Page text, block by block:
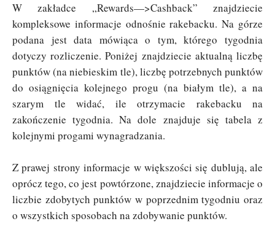
W zakładce „Rewards—>Cashback” znajdziecie
kompleksowe informacje odnośnie rakebacku. Na górze
podana jest data mówiąca o tym, którego tygodnia
dotyczy rozliczenie. Poniżej znajdziecie aktualną liczbę
punktów (na niebieskim tle), liczbę potrzebnych punktów
do osiągnięcia kolejnego progu (na białym tle), a na
szarym tle widać, ile otrzymacie rakebacku na
zakończenie tygodnia. Na dole znajduje się tabela z
kolejnymi progami wynagradzania.
Z prawej strony informacje w większości się dublują, ale
oprócz tego, co jest powtórzone, znajdziecie informacje o
liczbie zdobytych punktów w poprzednim tygodniu oraz
o wszystkich sposobach na zdobywanie punktów.